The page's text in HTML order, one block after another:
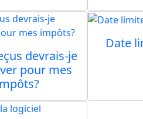
devrais-je
pour mes
Date